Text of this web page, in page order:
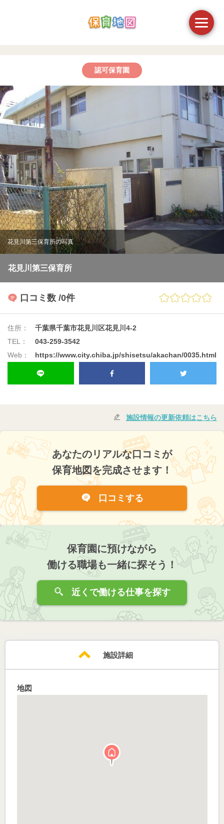
認可保育園
花見川第三保育所の写真
花見川第三保育所
口コミ数 /0件
住所：
千葉県千葉市花見川区花見川4-2
TEL：
043-259-3542
Web：
https://www.city.chiba.jp/shisetsu/akachan/0035.html
施設情報の更新依頼はこちら
あなたのリアルな口コミが
保育地図を完成させます！
口コミする
保育園に預けながら
働ける職場も一緒に探そう！
近くで働ける仕事を探す
施設詳細
地図